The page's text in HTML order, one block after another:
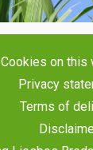
Cookies on this
Privacy
Terms of